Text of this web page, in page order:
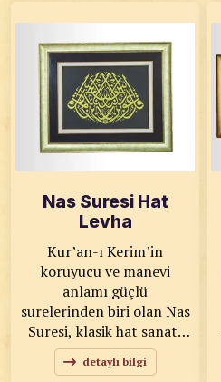
YAVAŞ ÖLÇÜLER: 47x63
ESER ÖZELLİKLERİ:
Tıpkı Basım
Nas Suresi Hat
Levha
Kur’an-ı Kerim’in
koruyucu ve manevi
anlamı güçlü
surelerinden biri olan Nas
Suresi, klasik hat sanatı
estetiğiyle özel bir
kompozisyonda hayat
detaylı bilgi